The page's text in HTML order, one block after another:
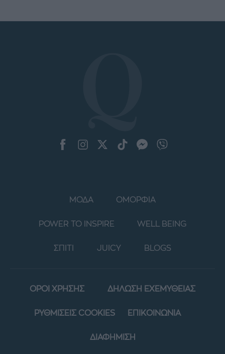
ΜΟΔΑ ΟΜΟΡΦΙΑ
POWER TO INSPIRE WELL BEING
ΣΠΙΤΙ JUICY BLOGS
ΟΡΟΙ ΧΡΗΣΗΣ ΔΗΛΩΣΗ ΕΧΕΜΥΘΕΙΑΣ
ΡΥΘΜΙΣΕΙΣ COOKIES ΕΠΙΚΟΙΝΩΝΙΑ
ΔΙΑΦΗΜΙΣΗ